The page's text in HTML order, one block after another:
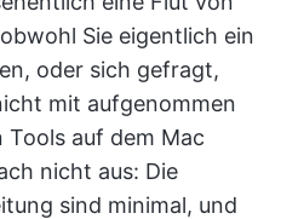
Sie eigentlich ein
oder sich gefragt,
mit aufgenommen
auf dem Mac
nicht aus: Die
sind minimal, und